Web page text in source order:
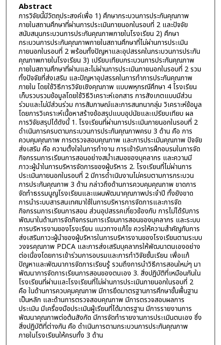
Abstract
การวิจัยนี้มีวัตถุประสงค์เพื่อ 1) ศึกษากระบวนการประกันคุณภาพ
ภายในสถานศึกษาที่ผ่านการประเมินภายนอกในรอบที่ 2 และปัจจัย
สนับสนุนกระบวนการประกันคุณภาพภายในโรงเรียน 2) ศึกษา
กระบวนการประกันคุณภาพภายในสถานศึกษาที่ไม่ผ่านการประเมิน
ภายนอกในรอบที่ 2 พร้อมทั้งปัญหาและอุปสรรคในกระบวนการประกัน
คุณภาพภายในโรงเรียน 3) เปรียบเทียบกระบวนการประกันคุณภาพ
ภายในสถานศึกษาที่ผ่านและไม่ผ่านการประเมินภายนอกในรอบที่ 2 รวม
ทั้งปัจจัยที่ส่งเสริม และปัญหาอุปสรรคในการทำการประกันคุณภาพ
ภายใน โดยใช้วิธีการวิจัยเชิงคุณภาพ แบบพหุกรณีศึกษา 4 โรงเรียน
เก็บรวบรวมข้อมูลโดยใช้วิธีวิเคราะห์เอกสาร การสังเกตแบบมีส่วน
ร่วมและไม่มีส่วนร่วม การสัมภาษณ์และการสนทนากลุ่ม วิเคราะห์ข้อมูล
โดยการวิเคราะห์เนื้อหาสร้างข้อสรุปแบบอุปนัยและเปรียบเทียบ ผล
การวิจัยสรุปได้ดังนี้ 1. โรงเรียนที่ผ่านการประเมินภายนอกในรอบที่ 2
ดำเนินการครบตามกระบวนการประกันคุณภาพครบ 3 ด้าน คือ การ
ควบคุมคุณภาพ การตรวจสอบคุณภาพ และการประเมินคุณภาพ ปัจจัย
ส่งเสริม คือ ความตั้งใจในการทำงาน การเข้ารับการฝึกอบรมในการจัด
กิจกรรมการเรียนการสอนอย่างสม่ำเสมอของบุคลากร และความมี
ภาวะผู้นำในการบริหารจัดการของผู้บริหาร 2. โรงเรียนที่ไม่ผ่านการ
ประเมินภายนอกในรอบที่ 2 มีการดำเนินงานไม่ครบตามการกระบวน
การประกันคุณภาพ 3 ด้าน กล่าวถึงด้านการควบคุมคุณภาพ ขาดการ
จัดทำธรรมนูญโรงเรียนและแผนพัฒนาคุณภาพประจำปี ทั้งยังขาด
การนำระบบสารสนเทศมาใช้ในการบริหารการจัดการและการจัด
กิจกรรมการเรียนการสอน ส่วนอุปสรรคเกี่ยวข้องกับ การไม่ได้รับการ
พัฒนาในด้านการจัดกิจกรรมการเรียนการสอนของบุคลากร และระบบ
การบริหารงานของโรงเรียน แนวทางแก้ไข ควรให้ความสำคัญกับการ
ส่งเสริมภาวะผู้นำของผู้บริหารในการบริหารงานของโรงเรียนตามระบบ
วงจรคุณภาพ PDCA และการส่งเสริมบุคลากรให้พัฒนาตนเองอย่าง
ต่อเนื่องโดยการเข้าร่วมการอบรมและการทำวิจัยชั้นเรียน เพื่อแก้
ปัญหาและพัฒนาการจัดการเรียนรู้ รวมถึงการนำวิธีการสอนใหม่ๆ มา
พัฒนาการจัดการเรียนการสอนของตนเอง 3. สิ่งปฏิบัติที่เหมือนกันใน
โรงเรียนที่ผ่านและโรงเรียนที่ไม่ผ่านการประเมินภายนอกในรอบที่ 2
คือ ในด้านการควบคุมคุณภาพ มีการยึดมาตรฐานการศึกษาขั้นพื้นฐาน
เป็นหลัก และด้านการตรวจสอบคุณภาพ มีการตรวจสอบผลการ
ประเมิน มีเครื่องมือประเมินผู้เรียนที่ได้มาตรฐาน มีการรายงานการ
พัฒนาคุณภาพต่อต้นสังกัด มีการจัดทำรายงานการประเมินตนเอง ซึ่ง
สิ่งปฏิบัติที่ต่างกัน คือ ดำเนินการตามกระบวนการประกันคุณภาพ
ภายในโรงเรียนให้ครบทั้ง 3 ด้าน